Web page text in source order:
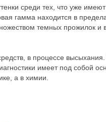
среди тех, что уже
гамма находится в
темных прожилок и
в процессе
имеет под собой
а в химии.